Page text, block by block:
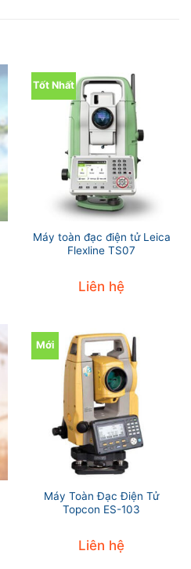
Tốt Nhất
Máy toàn đạc điện tử Leica
Flexline TS07
Liên hệ
Mới
Máy Toàn Đạc Điện Tử
Topcon ES-103
Liên hệ